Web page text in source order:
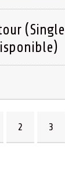
(Single
2 3